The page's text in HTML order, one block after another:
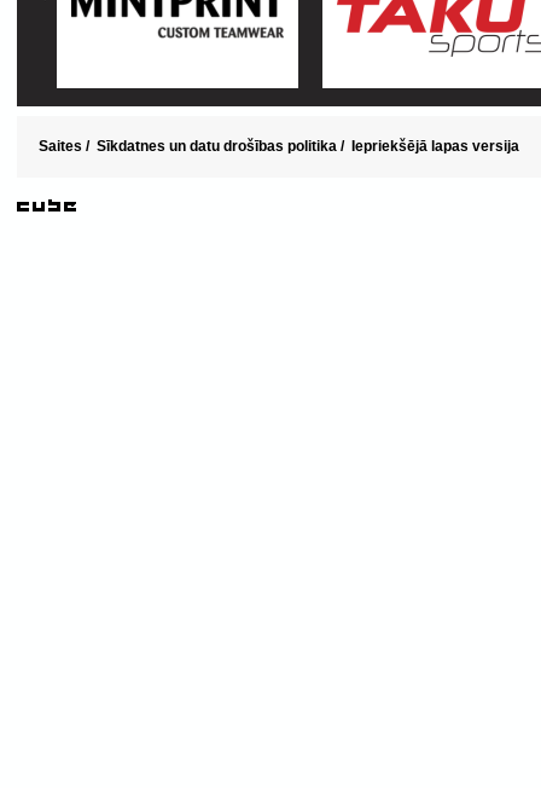
Saites / Sīkdatnes un datu drošības politika / Iepriekšējā lapas versija